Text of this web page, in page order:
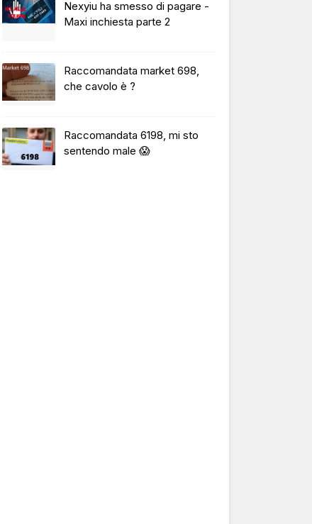
Nexyiu ha smesso di pagare -
Maxi inchiesta parte 2
Raccomandata market 698,
che cavolo è ?
Raccomandata 6198, mi sto
sentendo male 😱